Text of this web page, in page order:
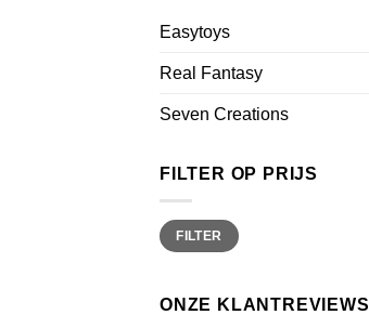
Easytoys
Real Fantasy
Seven Creations
FILTER OP PRIJS
Min.
prijs
Max.
prijsFILTER
ONZE KLANTREVIEWS